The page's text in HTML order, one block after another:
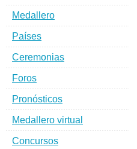
Medallero
Países
Ceremonias
Foros
Pronósticos
Medallero virtual
Concursos